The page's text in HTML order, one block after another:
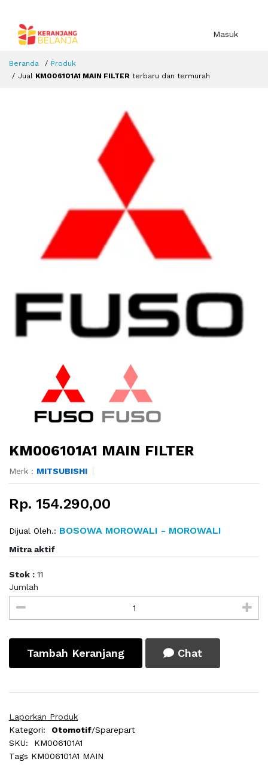
Masuk
Beranda
Produk
Jual KM006101A1 MAIN FILTER terbaru dan termurah
KM006101A1 MAIN FILTER
Merk : MITSUBISHI
Rp. 154.290,00
Dijual Oleh.: BOSOWA MOROWALI - MOROWALI
Mitra aktif
Stok : 11
Jumlah
Tambah Keranjang Chat
Laporkan Produk
Kategori:
Otomotif/Sparepart
SKU:
KM006101A1
Tags KM006101A1 MAIN